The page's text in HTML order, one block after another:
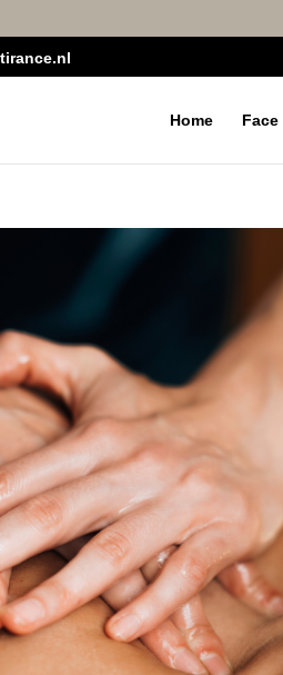
Home Face